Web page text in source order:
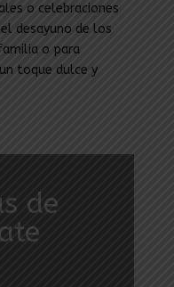
o celebraciones
desayuno de los
o para
toque dulce y
de